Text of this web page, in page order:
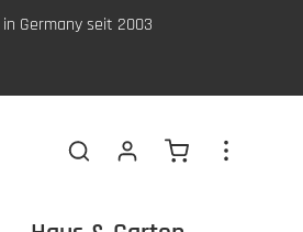
Germany seit 2003
Warenkorb